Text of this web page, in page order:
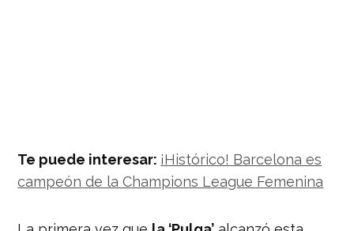
Te puede interesar: ¡Histórico! Barcelona es
campeón de la Champions League Femenina